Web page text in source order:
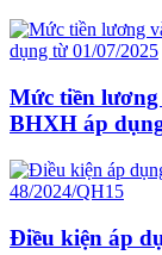
Mức tiền
BHXH áp
Điều kiện áp